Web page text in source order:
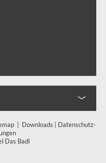
| Downloads
Datenschutz-
Das Badl